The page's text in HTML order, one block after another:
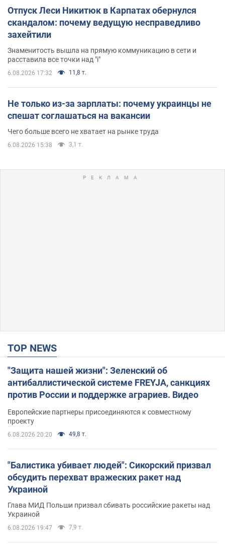
Отпуск Леси Никитюк в Карпатах обернулся
скандалом: почему ведущую несправедливо
захейтили
Знаменитость вышла на прямую коммуникацию в сети и
расставила все точки над "i"
6.08.2026 17:32 11,8 т.
Не только из-за зарплаты: почему украинцы не
спешат соглашаться на вакансии
Чего больше всего не хватает на рынке труда
6.08.2026 15:38 3,1 т.
TOP NEWS
"Защита нашей жизни": Зеленский об
антибаллистической системе FREYJA, санкциях
против России и поддержке аграриев. Видео
Европейские партнеры присоединяются к совместному
проекту
6.08.2026 20:20 49,8 т.
"Балистика убивает людей": Сикорский призвал
обсудить перехват вражеских ракет над
Украиной
Глава МИД Польши призвал сбивать российские ракеты над
Украиной
6.08.2026 19:47 7,9 т.